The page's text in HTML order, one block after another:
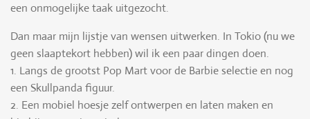
een onmogelijke taak uitgezocht.
Dan maar mijn lijstje van wensen uitwerken. In Tokio (nu we
geen slaaptekort hebben) wil ik een paar dingen doen.
1. Langs de grootst Pop Mart voor de Barbie selectie en nog
een Skullpanda figuur.
2. Een mobiel hoesje zelf ontwerpen en laten maken en